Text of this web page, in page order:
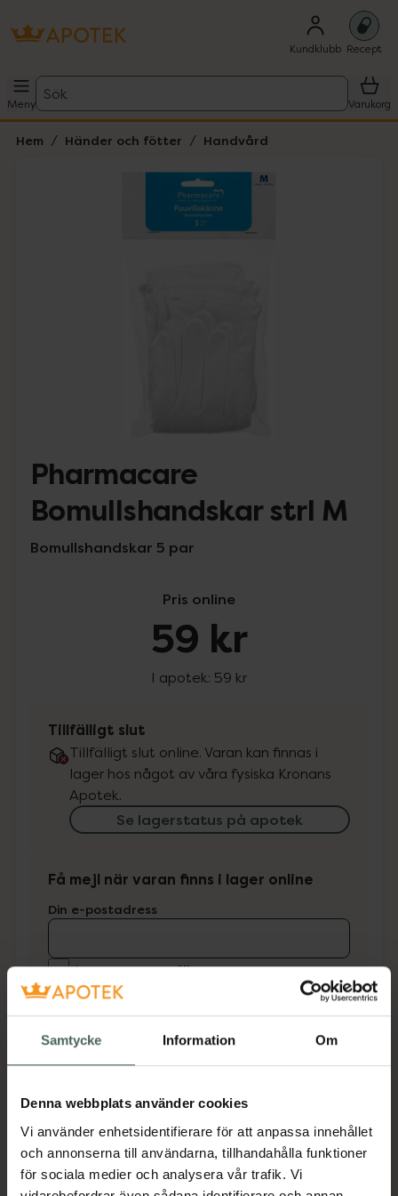
Samtycke Information Om
Denna webbplats använder cookies
Vi använder enhetsidentifierare för att anpassa innehållet
och annonserna till användarna, tillhandahålla funktioner
för sociala medier och analysera vår trafik. Vi
Kundklubb Recept
Meny
Sök
Varukorg
Hem Händer och fötter Handvård
Lista: . Innehåller 1 objekt.
Pharmacare
Bomullshandskar strl M
Bomullshandskar 5 par
Pris online
59 kr
I apotek: 59 kr
Tillfälligt slut
Tillfälligt slut online. Varan kan finnas i
lager hos något av våra fysiska Kronans
Apotek.
Se lagerstatus på apotek
Få mejl när varan finns i lager online
Din e-postadress
Jag accepterar villkoren
Aktuella erbjudanden
Beskrivning
Tunna handskar tillverkade i 100% bomull. Kan
till exempel användas som skydd efter